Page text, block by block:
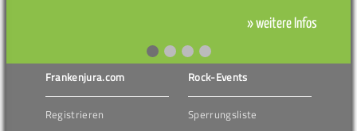
» weitere Infos
Frankenjura.com
Registrieren
Rock-Events
Sperrungsliste